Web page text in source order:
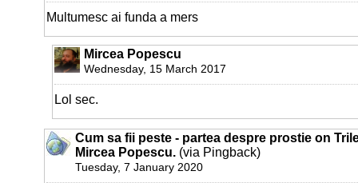
Multumesc ai funda a mers
Mircea Popescu
Wednesday, 15 March 2017
Lol sec.
Cum sa fii peste - partea despre prostie on
Mircea Popescu. (via Pingback)
Tuesday, 7 January 2020